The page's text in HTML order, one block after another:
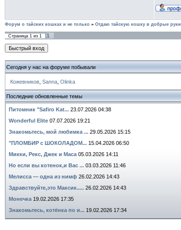
Форум о тайских кошках и не только » Отдаю тайскую кошку в добрые руки
Страница 1 из 1
1
Сегодня у нас на форуме побывали
Кожевников Sanna Olinka
Последние обновленные темы
Питомник "Safiro Kat... 23.07.2026 04:38
Wonderful Elite 07.07.2026 19:21
Знакомьтесь, мой любимка ... 29.05.2026 15:15
"ПЛОМБИР с ШОКОЛАДОМ... 15.04.2026 06:50
Микки, Рекс, Джек и Маса 05.03.2026 14:11
Но если вы котенок,и Вас ... 03.03.2026 11:46
Мелисса — одна из нимф 26.02.2026 14:43
Здравствуйте,это Максик..... 26.02.2026 14:43
Монечка 19.02.2026 17:35
Знакомьтесь, котёнка по и... 19.02.2026 17:34